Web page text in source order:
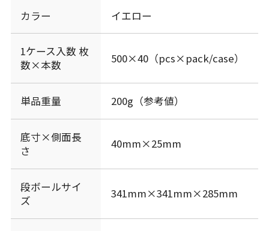
カラー イエロー
1ケース入数 枚
数×本数
500×40（pcs×pack/case）
単品重量 200g（参考値）
底寸×側面長
さ
40mm×25mm
段ボールサイ
ズ
341mm×341mm×285mm